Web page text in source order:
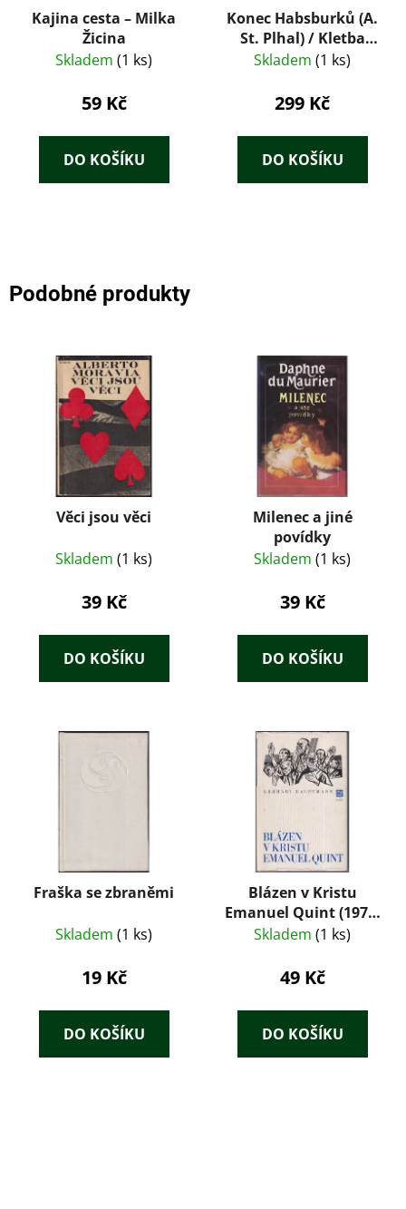
Kajina cesta – Milka
Žicina
Skladem (1 ks)
59 Kč
DO KOŠÍKU
Konec Habsburků (A.
St. Plhal) / Kletba
Habsburků (Díl V. –
Paprsky smrti (Dr.
tři sešitové romány z
roku 1927 v jedné
dobové převazbě.
Skladem (1 ks)
299 Kč
DO KOŠÍKU
Podobné produkty
Věci jsou věci
Skladem (1 ks)
39 Kč
DO KOŠÍKU
Milenec a jiné
povídky
Skladem (1 ks)
39 Kč
DO KOŠÍKU
Fraška se zbraněmi
Skladem (1 ks)
19 Kč
DO KOŠÍKU
Blázen v Kristu
Emanuel Quint (1975)
– Gerhart
Skladem (1 ks)
49 Kč
DO KOŠÍKU